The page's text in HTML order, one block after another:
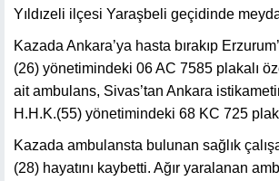
Yıldızeli ilçesi Yaraşbeli geçidinde
Kazada Ankara’ya hasta bırakıp
(26) yönetimindeki 06 AC 7585 plakalı
ait ambulans, Sivas’tan Ankara
H.H.K.(55) yönetimindeki 68 KC 725
Kazada ambulansta bulunan sağlık
(28) hayatını kaybetti. Ağır yaralanan